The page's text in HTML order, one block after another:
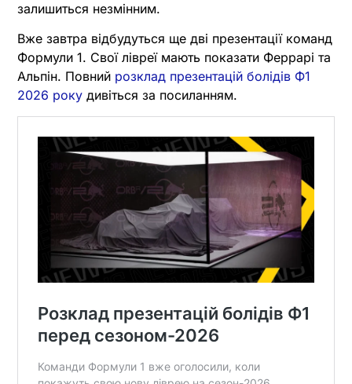
залишиться незмінним.
Вже завтра відбудуться ще дві презентації команд
Формули 1. Свої лівреї мають показати Феррарі та
Альпін. Повний розклад презентацій болідів Ф1
2026 року дивіться за посиланням.